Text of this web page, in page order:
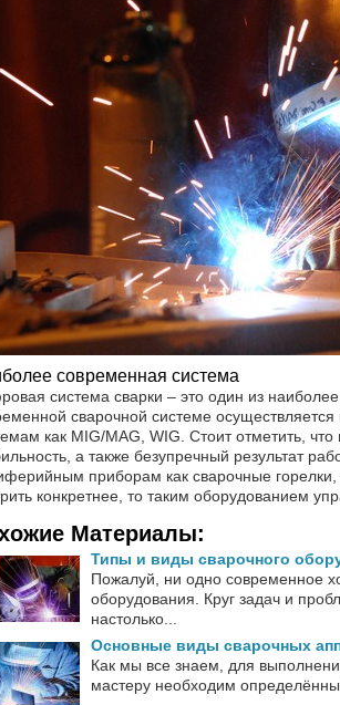
современная система
система сварки – это один из
сварочной системе
как MIG/MAG, WIG. Стоит отметить,
а также безупречный результат
приборам как сварочные
конкретнее, то таким оборудованием
Материалы:
Типы и виды сварочного
Пожалуй, ни одно современное
оборудования. Круг задач и
настолько...
Основные виды сварочных
Как мы все знаем, для
мастеру необходим